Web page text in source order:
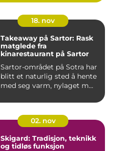
18. nov
Takeaway på Sartor: Rask
matglede fra
kinarestaurant på Sartor
Sartor-området på Sotra har
blitt et naturlig sted å hente
med seg varm, nylaget m...
02. nov
Skigard: Tradisjon, teknikk
og tidløs funksjon